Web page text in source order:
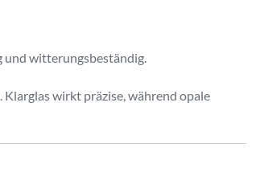
und witterungsbeständig.
wirkt präzise, während opale